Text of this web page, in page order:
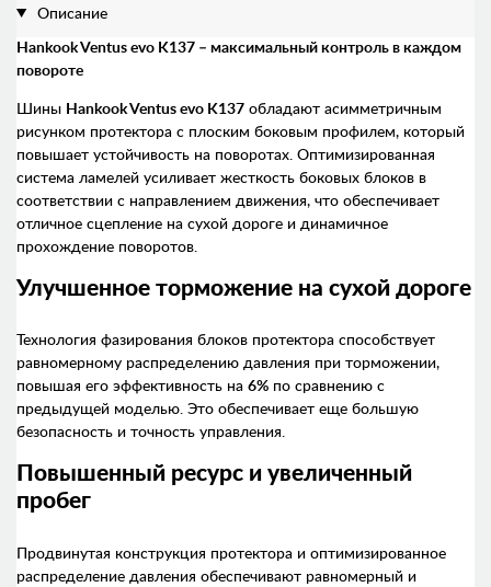
Описание
Hankook Ventus evo K137 – максимальный контроль в каждом
повороте
Шины Hankook Ventus evo K137 обладают асимметричным
рисунком протектора с плоским боковым профилем, который
повышает устойчивость на поворотах. Оптимизированная
система ламелей усиливает жесткость боковых блоков в
соответствии с направлением движения, что обеспечивает
отличное сцепление на сухой дороге и динамичное
прохождение поворотов.
Улучшенное торможение на сухой дороге
Технология фазирования блоков протектора способствует
равномерному распределению давления при торможении,
повышая его эффективность на 6% по сравнению с
предыдущей моделью. Это обеспечивает еще большую
безопасность и точность управления.
Повышенный ресурс и увеличенный
пробег
Продвинутая конструкция протектора и оптимизированное
распределение давления обеспечивают равномерный и